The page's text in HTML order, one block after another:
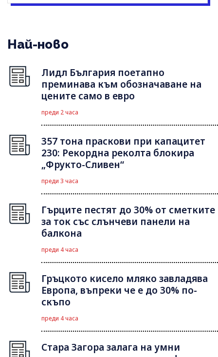
Най-ново
Лидл България поетапно
преминава към обозначаване на
цените само в евро
преди 2 часа
357 тона праскови при капацитет
230: Рекордна реколта блокира
„Фрукто-Сливен“
преди 3 часа
Гърците пестят до 30% от сметките
за ток със слънчеви панели на
балкона
преди 4 часа
Гръцкото кисело мляко завладява
Европа, въпреки че е до 30% по-
скъпо
преди 4 часа
Стара Загора залага на умни